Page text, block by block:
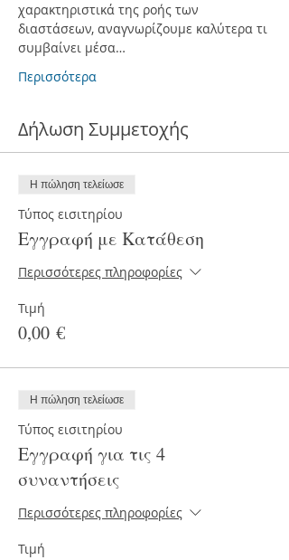
χαρακτηριστικά της ροής των
διαστάσεων, αναγνωρίζουμε καλύτερα τι
συμβαίνει μέσα…
Περισσότερα
Δήλωση Συμμετοχής
Η πώληση τελείωσε
Τύπος εισιτηρίου
Εγγραφή με Κατάθεση
Περισσότερες πληροφορίες
Τιμή
0,00 €
Η πώληση τελείωσε
Τύπος εισιτηρίου
Εγγραφή για τις 4
συναντήσεις
Περισσότερες πληροφορίες
Τιμή